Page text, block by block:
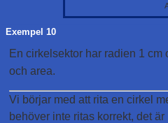
Exempel 10
En cirkelsektor har radien 1
och area.
Vi börjar med att rita en cirkel
behöver inte ritas korrekt, det